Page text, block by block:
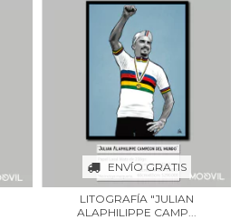
ENVÍO GRATIS
LITOGRAFÍA "JULIAN
ALAPHILIPPE CAMP...